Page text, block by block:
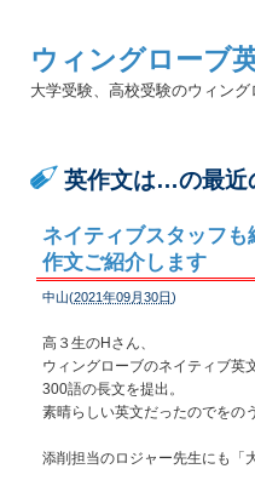
ウィングローブ
大学受験、高校受験のウィング
英作文は…の最近
ネイティブスタッフ
作文ご紹介します
中山(2021年09月30日)
高３生のHさん、
ウィングローブのネイティブ英
300語の長文を提出。
素晴らしい英文だったのでをの
添削担当のロジャー先生にも「